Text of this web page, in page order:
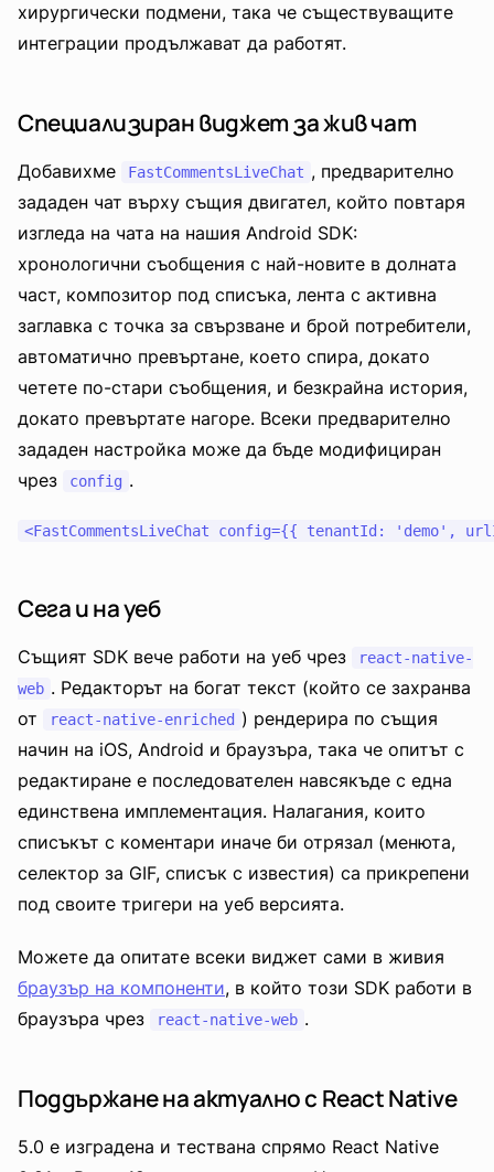
хирургически подмени, така че съществуващите
интеграции продължават да работят.
Специализиран виджет за жив чат
Добавихме FastCommentsLiveChat , предварително
зададен чат върху същия двигател, който повтаря
изгледа на чата на нашия Android SDK:
хронологични съобщения с най-новите в долната
част, композитор под списъка, лента с активна
заглавка с точка за свързване и брой потребители,
автоматично превъртане, което спира, докато
четете по-стари съобщения, и безкрайна история,
докато превъртате нагоре. Всеки предварително
зададен настройка може да бъде модифициран
чрез
config .
Сега и на уеб
Същият SDK вече работи на уеб чрез
react-native-
web . Редакторът на богат текст (който се захранва
от
react-native-enriched ) рендерира по същия
начин на iOS, Android и браузъра, така че опитът с
редактиране е последователен навсякъде с една
единствена имплементация. Налагания, които
списъкът с коментари иначе би отрязал (менюта,
селектор за GIF, списък с известия) са прикрепени
под своите тригери на уеб версията.
Можете да опитате всеки виджет сами в живия
браузър на компоненти, в който този SDK работи в
браузъра чрез
react-native-web .
Поддържане на актуално с React Native
5.0 е изградена и тествана спрямо React Native